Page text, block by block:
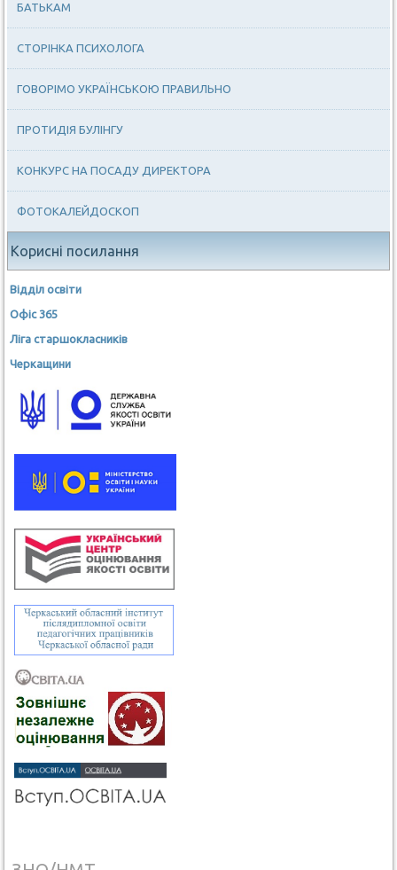
БАТЬКАМ
СТОРІНКА ПСИХОЛОГА
ГОВОРІМО УКРАЇНСЬКОЮ ПРАВИЛЬНО
ПРОТИДІЯ БУЛІНГУ
КОНКУРС НА ПОСАДУ ДИРЕКТОРА
ФОТОКАЛЕЙДОСКОП
Корисні посилання
Відділ освіти
Офіс 365
Ліга старшокласників
Черкащини